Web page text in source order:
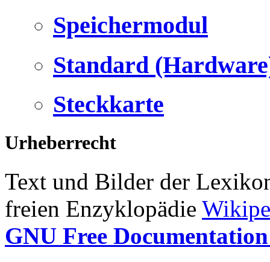
Speichermodul
Standard
Steckkarte
Urheberrecht
Text und Bilder der
freien Enzyklopädie
GNU Free